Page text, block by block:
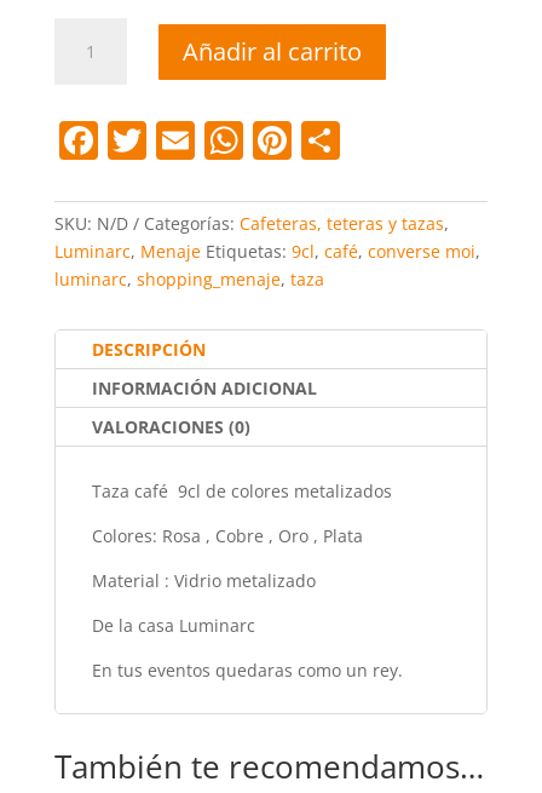
cantidad
Añadir al carrito
F
c
e
b
o
o
k
T
itt
er
E
ai
l
W
at
s
A
p
p
Pi
er
e
st
C
m
p
tir
SKU: N/D Categorías: Cafeteras, teteras y tazas,
Luminarc, Menaje Etiquetas: 9cl, café, converse moi,
luminarc, shopping_menaje, taza
DESCRIPCIÓN
INFORMACIÓN ADICIONAL
VALORACIONES (0)
Taza café 9cl de colores metalizados
Colores: Rosa , Cobre , Oro , Plata
Material : Vidrio metalizado
De la casa Luminarc
En tus eventos quedaras como un rey.
También te recomendamos…